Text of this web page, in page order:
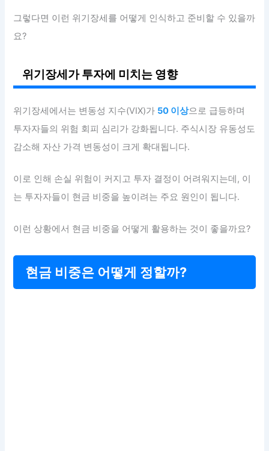
그렇다면 이런 위기장세를 어떻게 인식하고 준비할 수 있을까
요?
위기장세가 투자에 미치는 영향
위기장세에서는 변동성 지수(VIX)가 50 이상으로 급등하며
투자자들의 위험 회피 심리가 강화됩니다. 주식시장 유동성도
감소해 자산 가격 변동성이 크게 확대됩니다.
이로 인해 손실 위험이 커지고 투자 결정이 어려워지는데, 이
는 투자자들이 현금 비중을 높이려는 주요 원인이 됩니다.
이런 상황에서 현금 비중을 어떻게 활용하는 것이 좋을까요?
현금 비중은 어떻게 정할까?